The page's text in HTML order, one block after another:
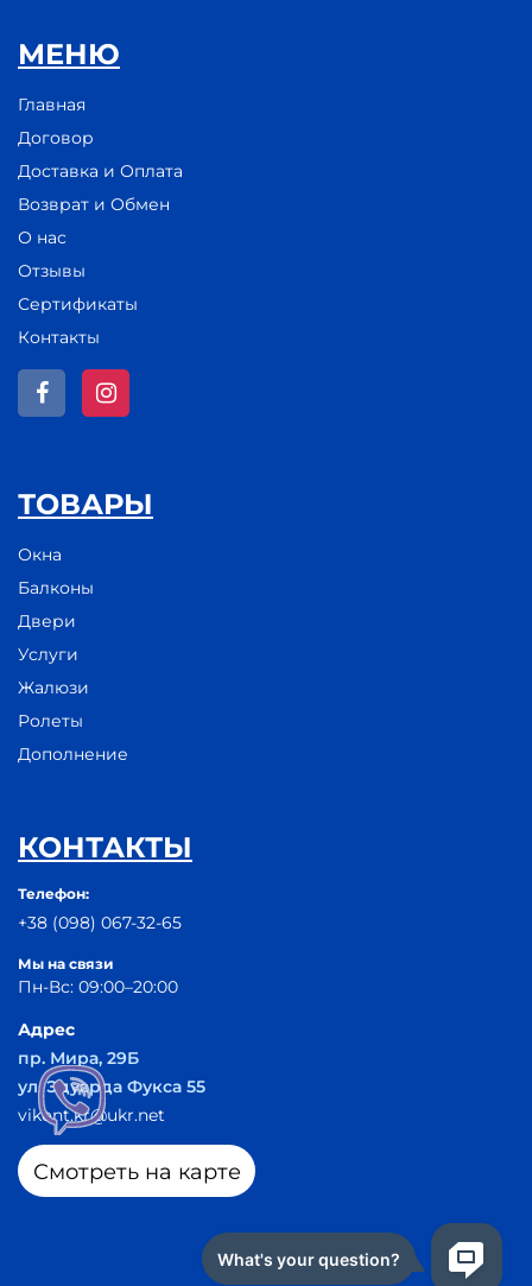
МЕНЮ
Главная
Договор
Доставка и Оплата
Возврат и Обмен
О нас
Отзывы
Сертификаты
Контакты
ТОВАРЫ
Окна
Балконы
Двери
Услуги
Жалюзи
Ролеты
Дополнение
КОНТАКТЫ
Телефон:
+38 (098) 067-32-65
Мы на связи
Пн-Вс: 09:00–20:00
Адрес
пр. Мира, 29Б
ул. Эдуарда Фукса 55
vikont.kr@ukr.net
Смотреть на карте